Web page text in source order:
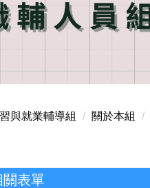
與就業輔導組 關於本組
表單